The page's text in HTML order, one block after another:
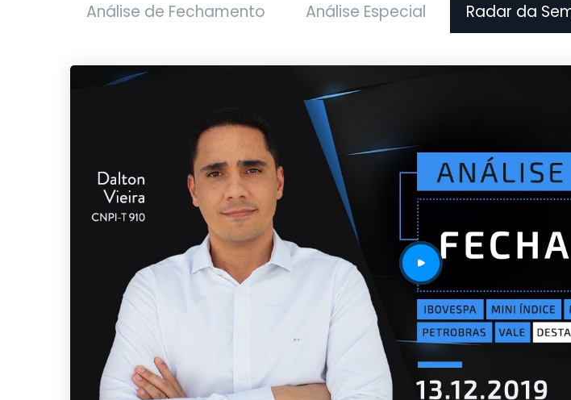
Análise de Fechamento Análise Especial Radar da